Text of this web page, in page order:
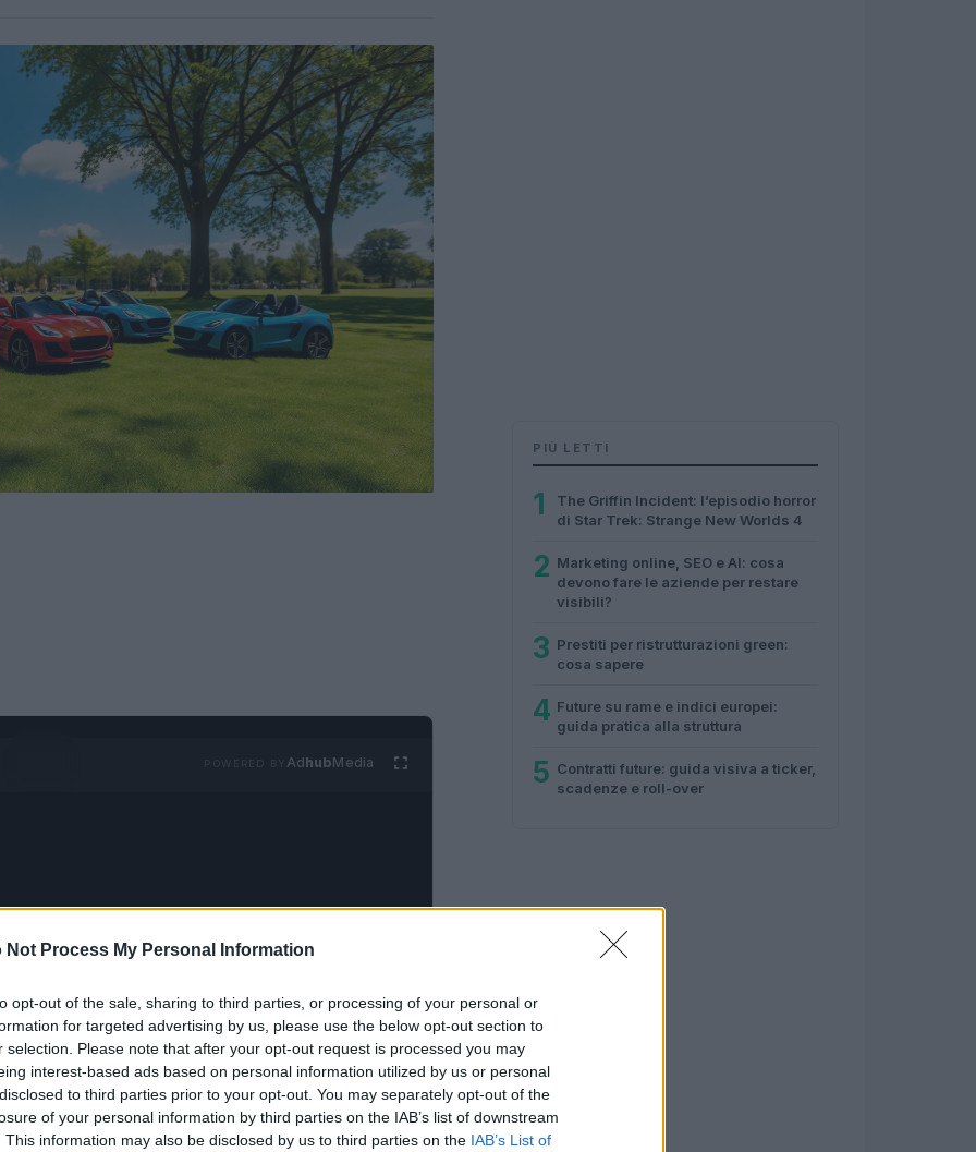
Not Process My Personal Information
opt-out of the sale, sharing to third parties, or processing of your personal or
for targeted advertising by us, please use the below opt-out section to
selection. Please note that after your opt-out request is processed you may
interest-based ads based on personal information utilized by us or personal
to third parties prior to your opt-out. You may separately opt-out of the
of your personal information by third parties on the IAB’s list of downstream
This information may also be disclosed by us to third parties on the IAB’s List of
AdhubMedia
ruote per i tuoi piccoli! Le
ma veri e propri veicoli che
Con design realistici che richiamano i
fantasia dei bimbi e riportano gli adulti a
esploreremo insieme 15 delle migliori
sicurezza e divertimento. Sei pronto a
PIÙ LETTI
1
The Griffin Incident: l’episodio horror
di Star Trek: Strange New Worlds 4
2 Marketing online, SEO e AI: cosa
devono fare le aziende per restare
visibili?
3 Prestiti per ristrutturazioni green:
cosa sapere
4 Future su rame e indici europei:
guida pratica alla struttura
5 Contratti future: guida visiva a ticker,
scadenze e roll-over